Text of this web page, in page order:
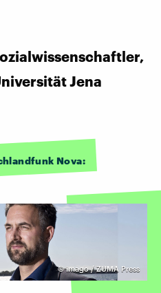
Jena
Nova:
©imago / ZUMA Press